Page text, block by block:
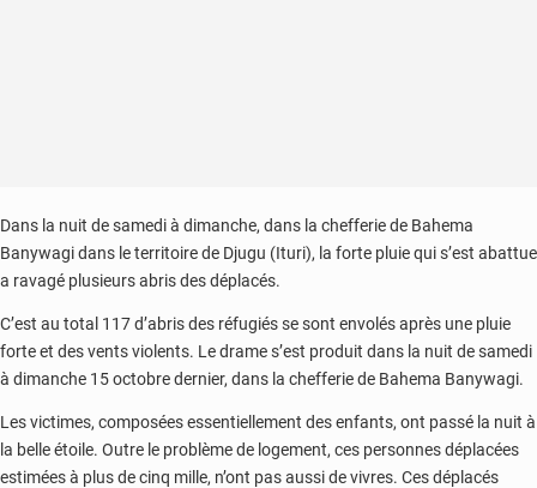
Dans la nuit de samedi à dimanche, dans la chefferie de Bahema
Banywagi dans le territoire de Djugu (Ituri), la forte pluie qui s’est abattue
a ravagé plusieurs abris des déplacés.
C’est au total 117 d’abris des réfugiés se sont envolés après une pluie
forte et des vents violents. Le drame s’est produit dans la nuit de samedi
à dimanche 15 octobre dernier, dans la chefferie de Bahema Banywagi.
Les victimes, composées essentiellement des enfants, ont passé la nuit à
la belle étoile. Outre le problème de logement, ces personnes déplacées
estimées à plus de cinq mille, n’ont pas aussi de vivres. Ces déplacés